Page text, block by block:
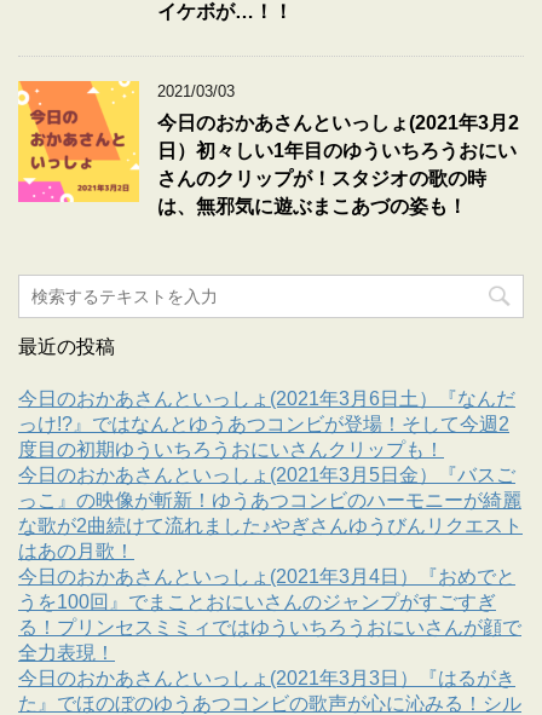
イケボが…！！
2021/03/03
今日のおかあさんといっしょ(2021年3月2
日）初々しい1年目のゆういちろうおにい
さんのクリップが！スタジオの歌の時
は、無邪気に遊ぶまこあづの姿も！
最近の投稿
今日のおかあさんといっしょ(2021年3月6日土）『なんだ
っけ!?』ではなんとゆうあつコンビが登場！そして今週2
度目の初期ゆういちろうおにいさんクリップも！
今日のおかあさんといっしょ(2021年3月5日金）『バスご
っこ』の映像が斬新！ゆうあつコンビのハーモニーが綺麗
な歌が2曲続けて流れました♪やぎさんゆうびんリクエスト
はあの月歌！
今日のおかあさんといっしょ(2021年3月4日）『おめでと
うを100回』でまことおにいさんのジャンプがすごすぎ
る！プリンセスミミィではゆういちろうおにいさんが顔で
全力表現！
今日のおかあさんといっしょ(2021年3月3日）『はるがき
た』でほのぼのゆうあつコンビの歌声が心に沁みる！シル